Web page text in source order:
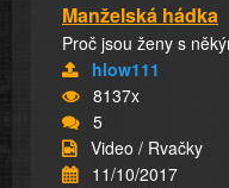
Manželská hádka
Proč jsou ženy s
hlow111
8137x
5
Video / Rvačky
11/10/2017